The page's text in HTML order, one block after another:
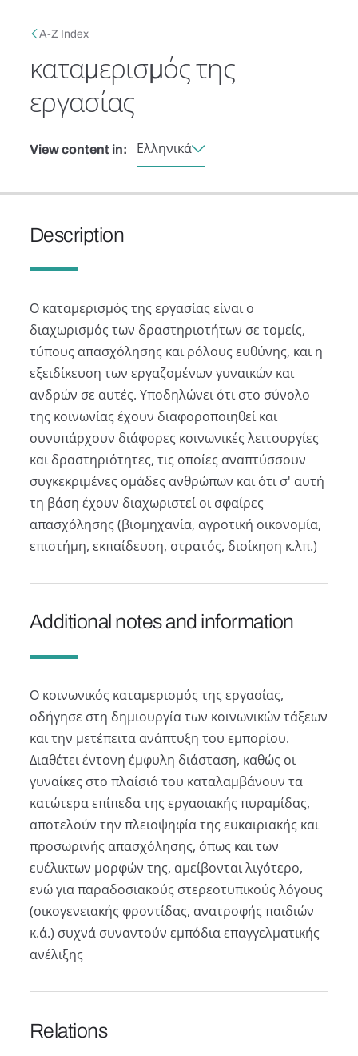
Breadcrumb
A-Z Index
καταμερισμός της
εργασίας
View content in: Ελληνικά
Description
Ο καταμερισμός της εργασίας είναι ο
διαχωρισμός των δραστηριοτήτων σε τομείς,
τύπους απασχόλησης και ρόλους ευθύνης, και η
εξειδίκευση των εργαζομένων γυναικών και
ανδρών σε αυτές. Υποδηλώνει ότι στο σύνολο
της κοινωνίας έχουν διαφοροποιηθεί και
συνυπάρχουν διάφορες κοινωνικές λειτουργίες
και δραστηριότητες, τις οποίες αναπτύσσουν
συγκεκριμένες ομάδες ανθρώπων και ότι σ' αυτή
τη βάση έχουν διαχωριστεί οι σφαίρες
απασχόλησης (βιομηχανία, αγροτική οικονομία,
επιστήμη, εκπαίδευση, στρατός, διοίκηση κ.λπ.)
Additional notes and information
Ο κοινωνικός καταμερισμός της εργασίας,
οδήγησε στη δημιουργία των κοινωνικών τάξεων
και την μετέπειτα ανάπτυξη του εμπορίου.
Διαθέτει έντονη έμφυλη διάσταση, καθώς οι
γυναίκες στο πλαίσιό του καταλαμβάνουν τα
κατώτερα επίπεδα της εργασιακής πυραμίδας,
αποτελούν την πλειοψηφία της ευκαιριακής και
προσωρινής απασχόλησης, όπως και των
ευέλικτων μορφών της, αμείβονται λιγότερο,
ενώ για παραδοσιακούς στερεοτυπικούς λόγους
(οικογενειακής φροντίδας, ανατροφής παιδιών
κ.ά.) συχνά συναντούν εμπόδια επαγγελματικής
ανέλιξης
Relations